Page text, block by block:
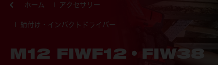
ホーム アクセサリー
締付け・インパクトドライバー
M12 FIWF12・FIW38